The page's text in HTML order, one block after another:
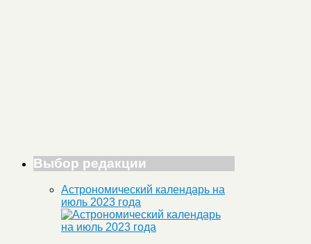
Выбор редакции
Астрономический календарь на
июль 2023 года